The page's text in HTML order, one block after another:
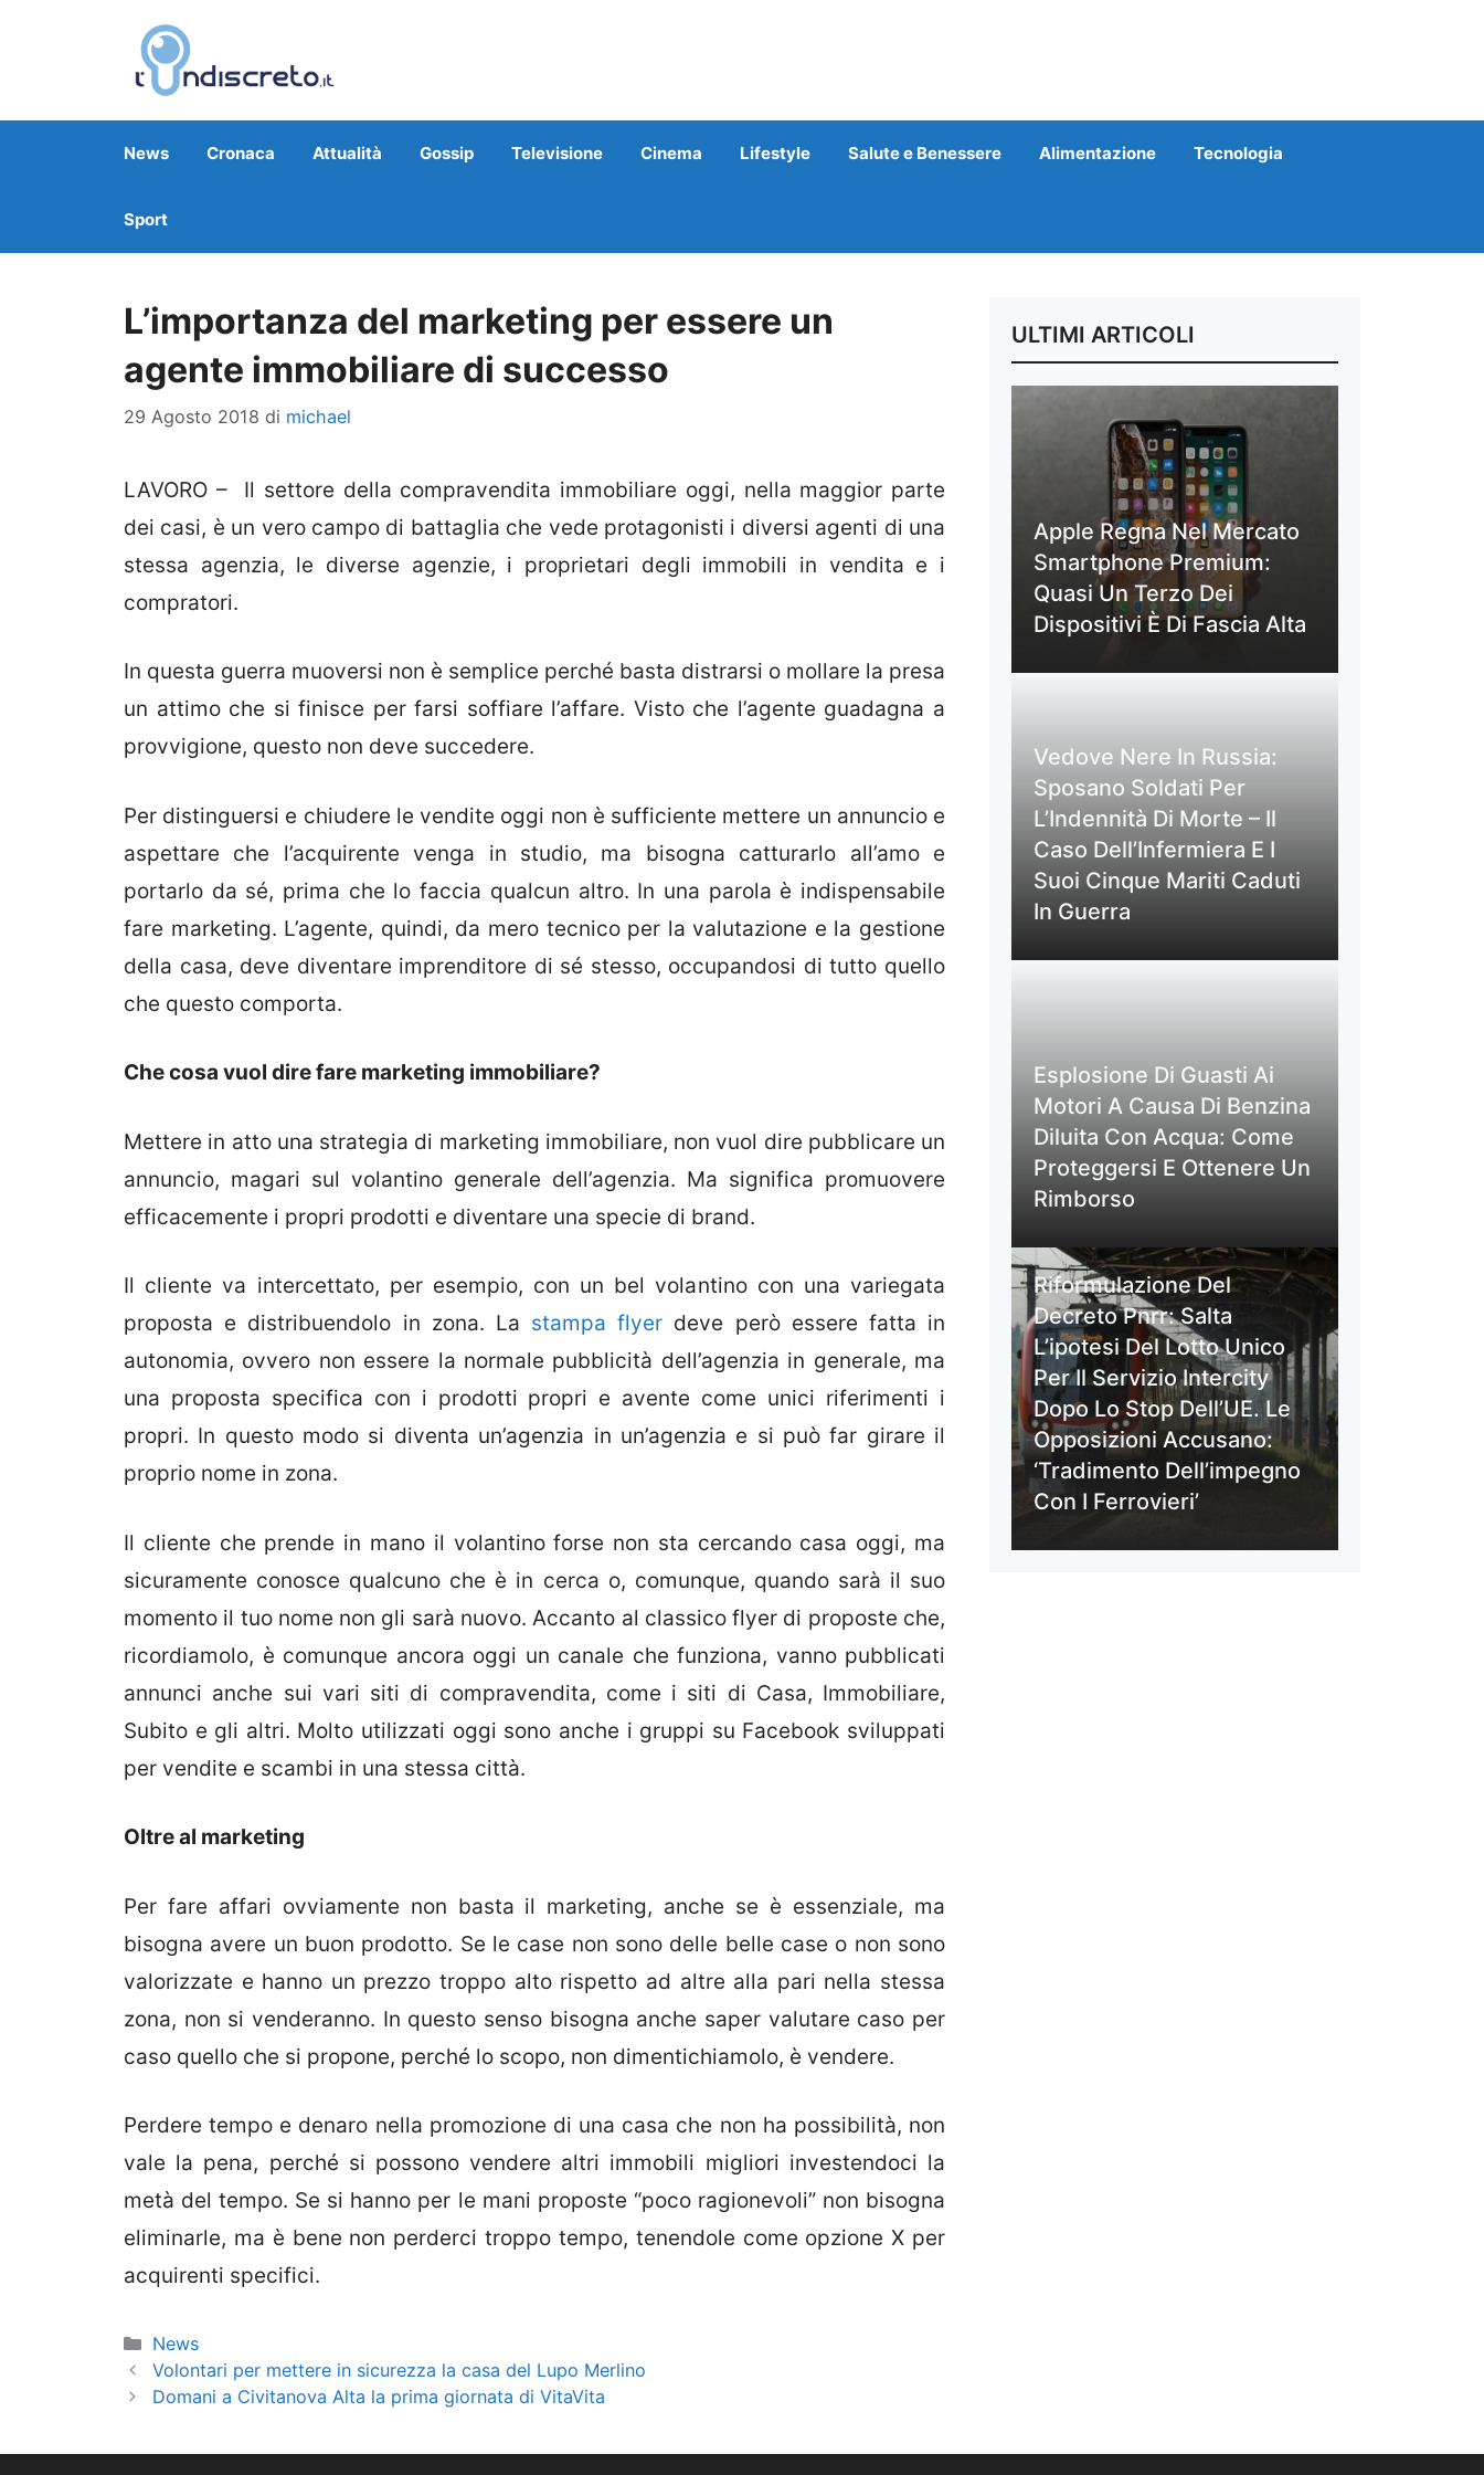
News Cronaca Attualità Gossip Televisione Cinema Lifestyle Salute e Benessere Alimentazione Tecnologia
Sport
L’importanza del marketing per essere un
agente immobiliare di successo
29 Agosto 2018 di michael
LAVORO – Il settore della compravendita immobiliare oggi, nella maggior parte
dei casi, è un vero campo di battaglia che vede protagonisti i diversi agenti di una
stessa agenzia, le diverse agenzie, i proprietari degli immobili in vendita e i
compratori.
In questa guerra muoversi non è semplice perché basta distrarsi o mollare la presa
un attimo che si finisce per farsi soffiare l’affare. Visto che l’agente guadagna a
provvigione, questo non deve succedere.
Per distinguersi e chiudere le vendite oggi non è sufficiente mettere un annuncio e
aspettare che l’acquirente venga in studio, ma bisogna catturarlo all’amo e
portarlo da sé, prima che lo faccia qualcun altro. In una parola è indispensabile
fare marketing. L’agente, quindi, da mero tecnico per la valutazione e la gestione
della casa, deve diventare imprenditore di sé stesso, occupandosi di tutto quello
che questo comporta.
Che cosa vuol dire fare marketing immobiliare?
Mettere in atto una strategia di marketing immobiliare, non vuol dire pubblicare un
annuncio, magari sul volantino generale dell’agenzia. Ma significa promuovere
efficacemente i propri prodotti e diventare una specie di brand.
Il cliente va intercettato, per esempio, con un bel volantino con una variegata
proposta e distribuendolo in zona. La stampa flyer deve però essere fatta in
autonomia, ovvero non essere la normale pubblicità dell’agenzia in generale, ma
una proposta specifica con i prodotti propri e avente come unici riferimenti i
propri. In questo modo si diventa un’agenzia in un’agenzia e si può far girare il
proprio nome in zona.
Il cliente che prende in mano il volantino forse non sta cercando casa oggi, ma
sicuramente conosce qualcuno che è in cerca o, comunque, quando sarà il suo
momento il tuo nome non gli sarà nuovo. Accanto al classico flyer di proposte che,
ricordiamolo, è comunque ancora oggi un canale che funziona, vanno pubblicati
annunci anche sui vari siti di compravendita, come i siti di Casa, Immobiliare,
Subito e gli altri. Molto utilizzati oggi sono anche i gruppi su Facebook sviluppati
per vendite e scambi in una stessa città.
Oltre al marketing
Per fare affari ovviamente non basta il marketing, anche se è essenziale, ma
bisogna avere un buon prodotto. Se le case non sono delle belle case o non sono
valorizzate e hanno un prezzo troppo alto rispetto ad altre alla pari nella stessa
zona, non si venderanno. In questo senso bisogna anche saper valutare caso per
caso quello che si propone, perché lo scopo, non dimentichiamolo, è vendere.
Perdere tempo e denaro nella promozione di una casa che non ha possibilità, non
vale la pena, perché si possono vendere altri immobili migliori investendoci la
metà del tempo. Se si hanno per le mani proposte “poco ragionevoli” non bisogna
eliminarle, ma è bene non perderci troppo tempo, tenendole come opzione X per
acquirenti specifici.
Categorie
News
Volontari per mettere in sicurezza la casa del Lupo Merlino
Domani a Civitanova Alta la prima giornata di VitaVita
ULTIMI ARTICOLI
Apple Regna Nel Mercato
Smartphone Premium:
Quasi Un Terzo Dei
Dispositivi È Di Fascia Alta
Vedove Nere In Russia:
Sposano Soldati Per
L’Indennità Di Morte – Il
Caso Dell’Infermiera E I
Suoi Cinque Mariti Caduti
In Guerra
Esplosione Di Guasti Ai
Motori A Causa Di Benzina
Diluita Con Acqua: Come
Proteggersi E Ottenere Un
Rimborso
Riformulazione Del
Decreto Pnrr: Salta
L’ipotesi Del Lotto Unico
Per Il Servizio Intercity
Dopo Lo Stop Dell’UE. Le
Opposizioni Accusano:
‘Tradimento Dell’impegno
Con I Ferrovieri’